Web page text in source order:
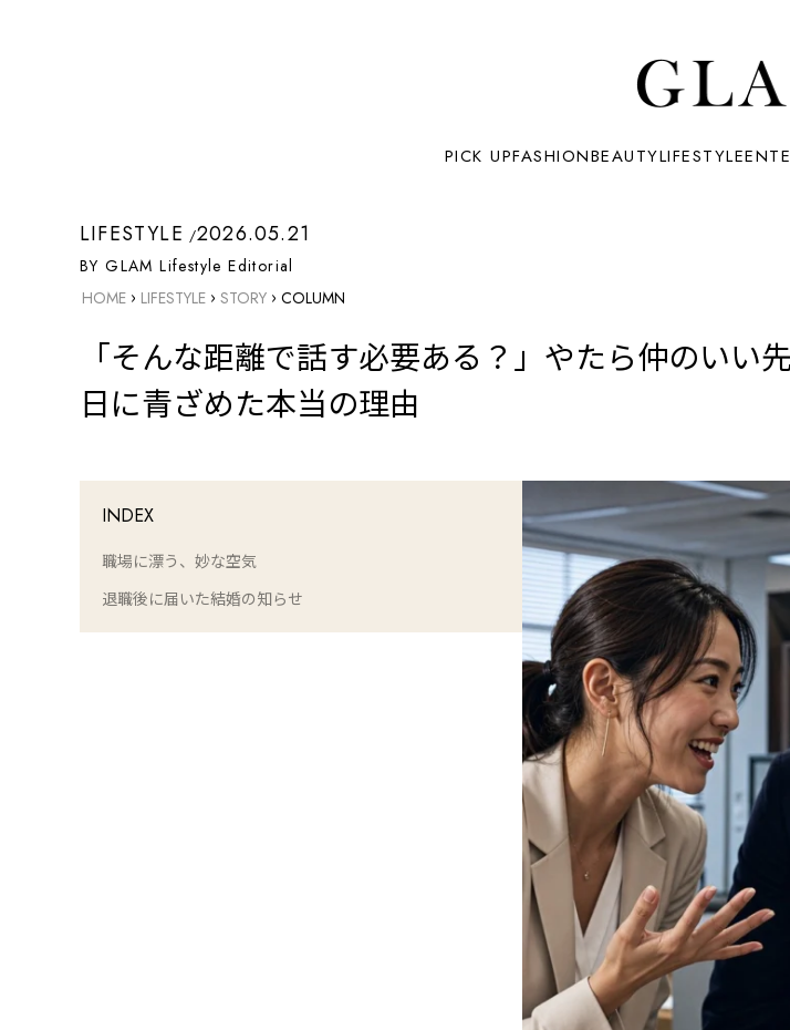
PICK UPFASHIONBEAUTYLIFESTYLE
LIFESTYLE 2026.05.21
BY GLAM Lifestyle Editorial
HOME › LIFESTYLE › STORY › COLUMN
「そんな距離で話す必要ある？」やたら仲のい
日に青ざめた本当の理由
INDEX
職場に漂う、妙な空気
退職後に届いた結婚の知らせ